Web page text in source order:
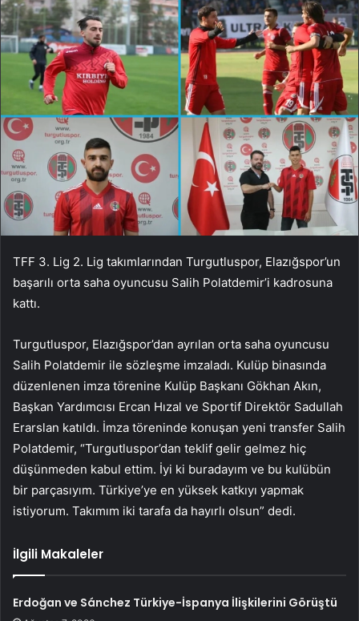
TFF 3. Lig 2. Lig takımlarından Turgutluspor, Elazığspor’un
başarılı orta saha oyuncusu Salih Polatdemir’i kadrosuna
kattı.
Turgutluspor, Elazığspor’dan ayrılan orta saha oyuncusu
Salih Polatdemir ile sözleşme imzaladı. Kulüp binasında
düzenlenen imza törenine Kulüp Başkanı Gökhan Akın,
Başkan Yardımcısı Ercan Hızal ve Sportif Direktör Sadullah
Erarslan katıldı. İmza töreninde konuşan yeni transfer Salih
Polatdemir, “Turgutluspor’dan teklif gelir gelmez hiç
düşünmeden kabul ettim. İyi ki buradayım ve bu kulübün
bir parçasıyım. Türkiye’ye en yüksek katkıyı yapmak
istiyorum. Takımım iki tarafa da hayırlı olsun” dedi.
İlgili Makaleler
Erdoğan ve Sánchez Türkiye-İspanya İlişkilerini Görüştü